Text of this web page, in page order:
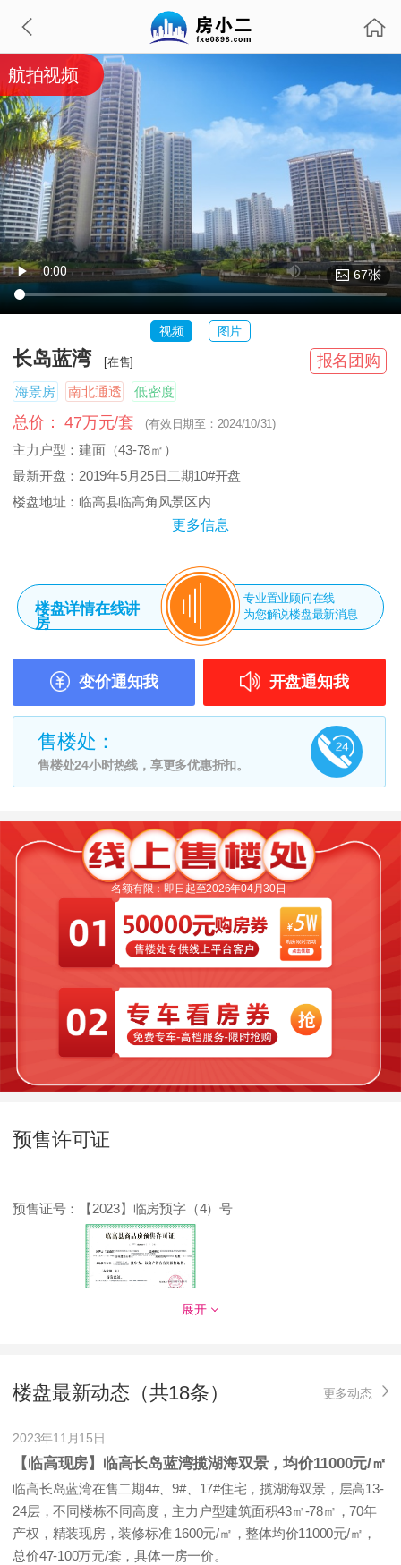
视频 图片
航拍视频
67张
报名团购
长岛蓝湾 [在售]
海景房 南北通透 低密度
总价： 47万元/套 (有效日期至：2024/10/31)
主力户型：建面（43-78㎡）
最新开盘：2019年5月25日二期10#开盘
楼盘地址：临高县临高角风景区内
更多信息
楼盘详情在线讲
房
专业置业顾问在线
为您解说楼盘最新消息
变价通知我 开盘通知我
售楼处：
售楼处24小时热线，享更多优惠折扣。
名额有限：即日起至2026年04月30日
预售许可证
预售证号： 【2023】临房预字（4）号
预售证号： 【2020】临房预字（25）号
发证时间：2020-05-09
对应楼栋：二期C区17#楼
预售证号：【2020】临房预字（26）号
展开
楼盘最新动态（共18条） 更多动态
2023年11月15日
【临高现房】临高长岛蓝湾揽湖海双景，均价11000元/㎡
临高长岛蓝湾在售二期4#、9#、17#住宅，揽湖海双景，层高13-
24层，不同楼栋不同高度，主力户型建筑面积43㎡-78㎡，70年
产权，精装现房，装修标准 1600元/㎡，整体均价11000元/㎡，
总价47-100万元/套，具体一房一价。